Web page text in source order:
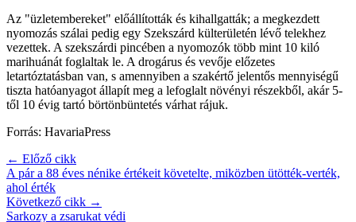
Az "üzletembereket" előállították és kihallgatták; a megkezdett
nyomozás szálai pedig egy Szekszárd külterületén lévő telekhez
vezettek. A szekszárdi pincében a nyomozók több mint 10 kiló
marihuánát foglaltak le. A drogárus és vevője előzetes
letartóztatásban van, s amennyiben a szakértő jelentős mennyiségű
tiszta hatóanyagot állapít meg a lefoglalt növényi részekből, akár 5-
től 10 évig tartó börtönbüntetés várhat rájuk.
Forrás: HavariaPress
← Előző cikk
A pár a 88 éves nénike értékeit követelte, miközben ütötték-verték,
ahol érték
Következő cikk →
Sarkozy a zsarukat védi